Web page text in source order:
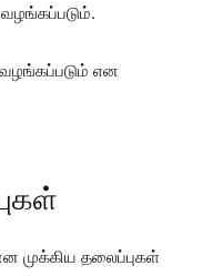
வழங்கப்படும்.
என
முக்கிய தலைப்புகள்